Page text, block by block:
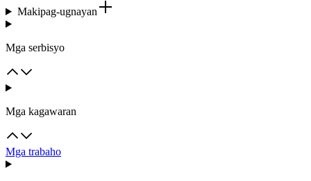
Makipag-ugnayan
Mga serbisyo
Mga kagawaran
Mga trabaho